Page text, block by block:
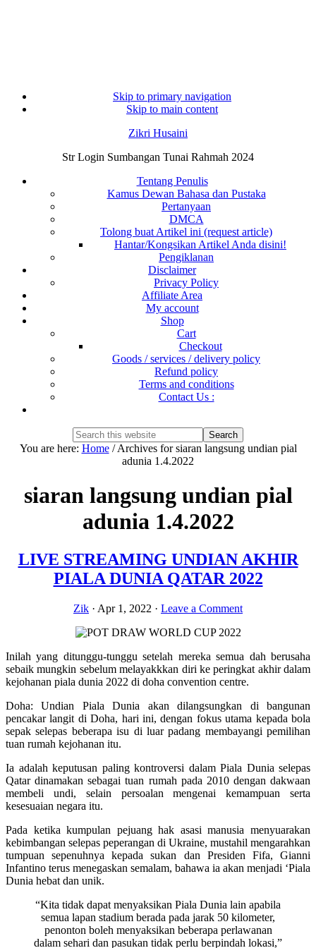
Skip to primary navigation
Skip to main content
Zikri Husaini
Str Login Sumbangan Tunai Rahmah 2024
Tentang Penulis
Kamus Dewan Bahasa dan Pustaka
Pertanyaan
DMCA
Tolong buat Artikel ini (request article)
Hantar/Kongsikan Artikel Anda disini!
Pengiklanan
Disclaimer
Privacy Policy
Affiliate Area
My account
Shop
Cart
Checkout
Goods / services / delivery policy
Refund policy
Terms and conditions
Contact Us :
Search
this
Hide
Search
You are here: Home /Archives for siaran langsung undian pial
adunia 1.4.2022
siaran langsung undian pial
adunia 1.4.2022
LIVE STREAMING UNDIAN AKHIR
PIALA DUNIA QATAR 2022
Zik · Apr 1, 2022 · Leave a Comment
Inilah yang ditunggu-tunggu setelah mereka semua dah berusaha
sebaik mungkin sebelum melayakkkan diri ke peringkat akhir dalam
kejohanan piala dunia 2022 di doha convention centre.
Doha: Undian Piala Dunia akan dilangsungkan di bangunan
pencakar langit di Doha, hari ini, dengan fokus utama kepada bola
sepak selepas beberapa isu di luar padang membayangi pemilihan
tuan rumah kejohanan itu.
Ia adalah keputusan paling kontroversi dalam Piala Dunia selepas
Qatar dinamakan sebagai tuan rumah pada 2010 dengan dakwaan
membeli undi, selain persoalan mengenai kemampuan serta
kesesuaian negara itu.
Pada ketika kumpulan pejuang hak asasi manusia menyuarakan
kebimbangan selepas peperangan di Ukraine, mustahil mengarahkan
tumpuan sepenuhnya kepada sukan dan Presiden Fifa, Gianni
Infantino terus menegaskan semalam, bahawa ia akan menjadi ‘Piala
Dunia hebat dan unik.
“Kita tidak dapat menyaksikan Piala Dunia lain apabila
semua lapan stadium berada pada jarak 50 kilometer,
penonton boleh menyaksikan beberapa perlawanan
dalam sehari dan pasukan tidak perlu berpindah lokasi,”